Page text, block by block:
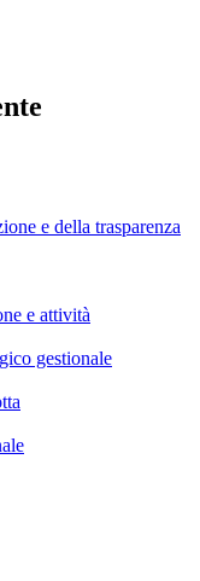
e della trasparenza
e attività
gestionale